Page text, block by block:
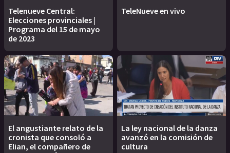
Telenueve Central:
Elecciones provinciales |
Programa del 15 de mayo
de 2023
TeleNueve en vivo
El angustiante relato de la
cronista que consoló a
Elian, el compañero de
La ley nacional de la danza
avanzó en la comisión de
cultura